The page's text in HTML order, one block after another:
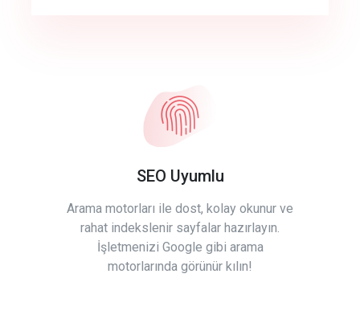
SEO Uyumlu
Arama motorları ile dost, kolay okunur ve
rahat indekslenir sayfalar hazırlayın.
İşletmenizi Google gibi arama
motorlarında görünür kılın!